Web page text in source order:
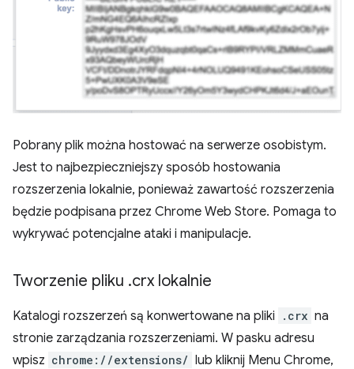
Pobrany plik można hostować na serwerze osobistym.
Jest to najbezpieczniejszy sposób hostowania
rozszerzenia lokalnie, ponieważ zawartość rozszerzenia
będzie podpisana przez Chrome Web Store. Pomaga to
wykrywać potencjalne ataki i manipulacje.
Tworzenie pliku .crx lokalnie
Katalogi rozszerzeń są konwertowane na pliki .crx na
stronie zarządzania rozszerzeniami. W pasku adresu
wpisz chrome://extensions/ lub kliknij Menu Chrome,